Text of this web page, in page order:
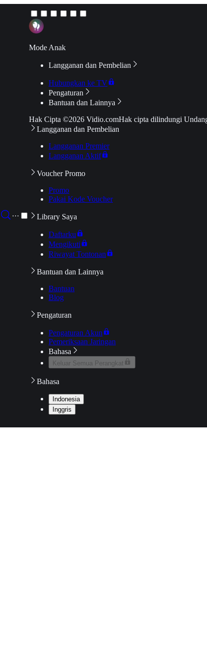
···
Mode Anak
Langganan dan Pembelian
Hubungkan ke TV
Pengaturan
Bantuan dan Lainnya
Hak Cipta ©2026 Vidio.comHak cipta dilindungi
Langganan dan Pembelian
Langganan Premier
Langganan Aktif
Voucher Promo
Promo
Pakai Kode Voucher
Library Saya
Daftarku
Mengikuti
Riwayat Tontonan
Bantuan dan Lainnya
Bantuan
Blog
Pengaturan
Pengaturan Akun
Pemeriksaan Jaringan
Bahasa
Keluar Semua Perangkat
Bahasa
Indonesia
Inggris